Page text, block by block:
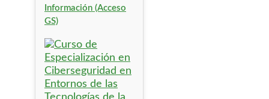
Información (Acceso
GS)